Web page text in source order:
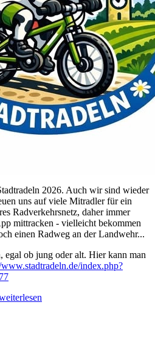
2026. Auch wir sind wieder
uns auf viele Mitradler für ein
Radverkehrsnetz, daher immer
mittracken - vielleicht bekommen
einen Radweg an der Landwehr...
egal ob jung oder alt. Hier kann man
index.php?